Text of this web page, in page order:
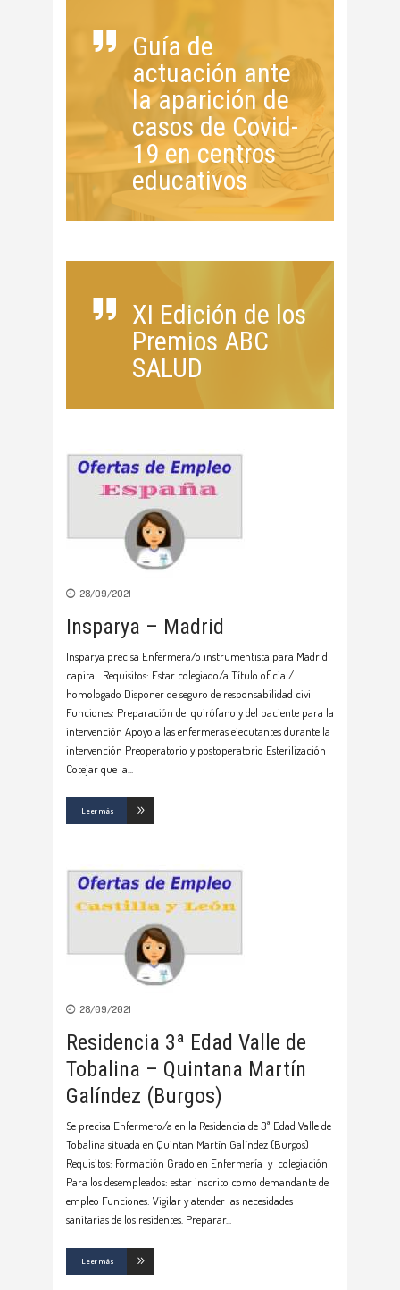
Guía de
actuación ante
la aparición de
casos de Covid-
19 en centros
educativos
XI Edición de los
Premios ABC
SALUD
28/09/2021
Insparya – Madrid
Insparya precisa Enfermera/o instrumentista para Madrid
capital Requisitos: Estar colegiado/a Título oficial/
homologado Disponer de seguro de responsabilidad civil
Funciones: Preparación del quirófano y del paciente para la
intervención Apoyo a las enfermeras ejecutantes durante la
intervención Preoperatorio y postoperatorio Esterilización
Cotejar que la
Leer más
28/09/2021
Residencia 3ª Edad Valle de
Tobalina – Quintana Martín
Galíndez (Burgos)
Se precisa Enfermero/a en la Residencia de 3ª Edad Valle de
Tobalina situada en Quintan Martín Galíndez (Burgos)
Requisitos: Formación Grado en Enfermería y colegiación
Para los desempleados: estar inscrito como demandante de
empleo Funciones: Vigilar y atender las necesidades
sanitarias de los residentes. Preparar
Leer más